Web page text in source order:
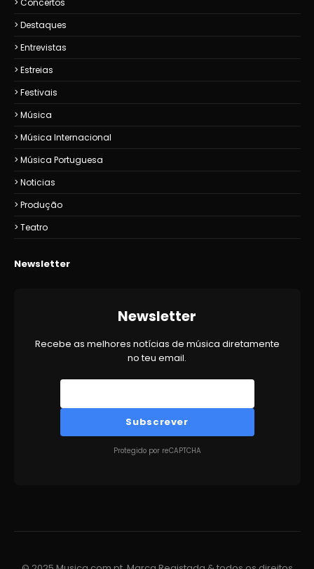
Concertos
Destaques
Entrevistas
Estreias
Festivais
Música
Música Internacional
Música Portuguesa
Noticias
Produção
Teatro
Newsletter
Newsletter
Recebe as melhores notícias de música diretamente
no teu email.
Subscrever
Protegido por reCAPTCHA